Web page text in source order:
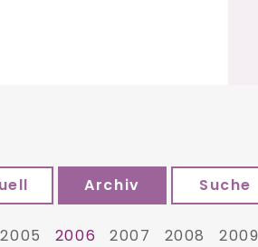
Archiv Suche
2005 2006 2007 2008 2009